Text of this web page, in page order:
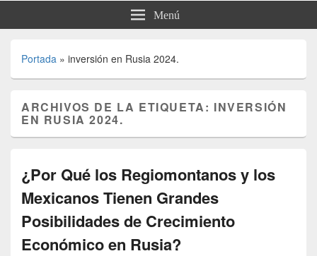
Menú
Portada » inversión en Rusia 2024.
ARCHIVOS DE LA ETIQUETA: INVERSIÓN
EN RUSIA 2024.
¿Por Qué los Regiomontanos y los
Mexicanos Tienen Grandes
Posibilidades de Crecimiento
Económico en Rusia?